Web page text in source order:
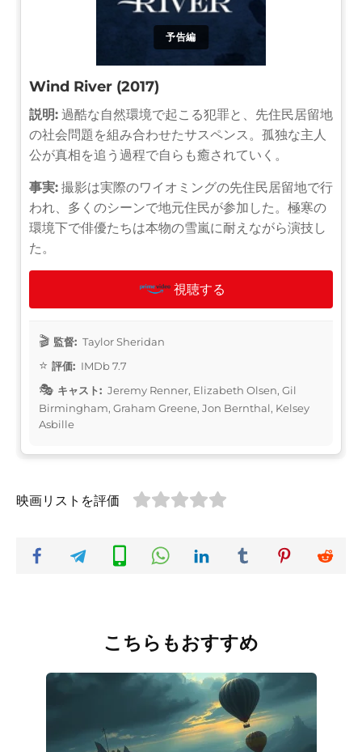
予告編
Wind River (2017)
説明: 過酷な自然環境で起こる犯罪と、先住民居留地
の社会問題を組み合わせたサスペンス。孤独な主人
公が真相を追う過程で自らも癒されていく。
事実: 撮影は実際のワイオミングの先住民居留地で行
われ、多くのシーンで地元住民が参加した。極寒の
環境下で俳優たちは本物の雪嵐に耐えながら演技し
た。
視聴する
監督: Taylor Sheridan
評価: IMDb 7.7
キャスト: Jeremy Renner, Elizabeth Olsen, Gil
Birmingham, Graham Greene, Jon Bernthal, Kelsey
Asbille
映画リストを評価
こちらもおすすめ